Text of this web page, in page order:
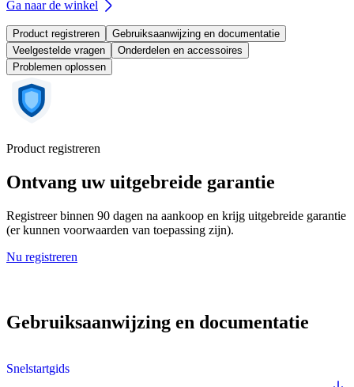
Ga naar de winkel
Product registreren
Gebruiksaanwijzing en documentatie
Veelgestelde vragen
Onderdelen en accessoires
Problemen oplossen
Product registreren
Ontvang uw uitgebreide garantie
Registreer binnen 90 dagen na aankoop en krijg uitgebreide garantie
(er kunnen voorwaarden van toepassing zijn).
Nu registreren
Gebruiksaanwijzing en documentatie
Snelstartgids